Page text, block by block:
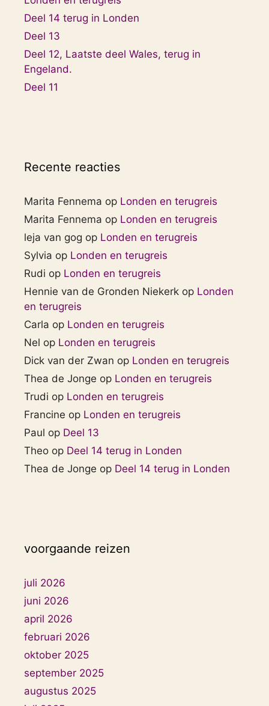
Deel 14 terug in Londen
Deel 13
Deel 12, Laatste deel Wales, terug in
Engeland.
Deel 11
Recente reacties
Marita Fennema op Londen en terugreis
Marita Fennema op Londen en terugreis
leja van gog op Londen en terugreis
Sylvia op Londen en terugreis
Rudi op Londen en terugreis
Hennie van de Gronden Niekerk op Londen
en terugreis
Carla op Londen en terugreis
Nel op Londen en terugreis
Dick van der Zwan op Londen en terugreis
Thea de Jonge op Londen en terugreis
Trudi op Londen en terugreis
Francine op Londen en terugreis
Paul op Deel 13
Theo op Deel 14 terug in Londen
Thea de Jonge op Deel 14 terug in Londen
voorgaande reizen
juli 2026
juni 2026
april 2026
februari 2026
oktober 2025
september 2025
augustus 2025